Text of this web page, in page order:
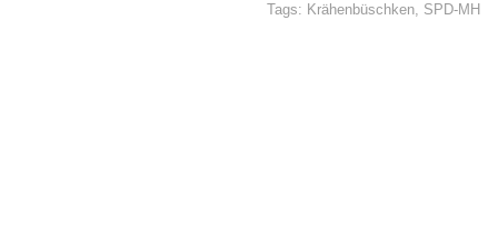
Tags: Krähenbüschken, SPD-MH